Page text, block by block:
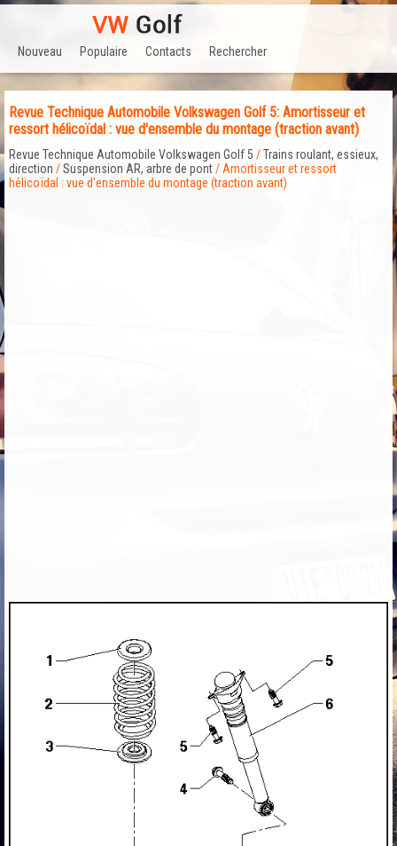
Nouveau Populaire Contacts Rechercher
Revue Technique Automobile Volkswagen Golf 5: Amortisseur et
ressort hélicoïdal : vue d'ensemble du montage (traction avant)
Revue Technique Automobile Volkswagen Golf 5 /Trains roulant, essieux,
direction /Suspension AR, arbre de pont/ Amortisseur et ressort
hélicoïdal : vue d'ensemble du montage (traction avant)